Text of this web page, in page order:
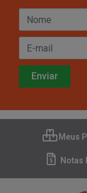
Meus
Notas